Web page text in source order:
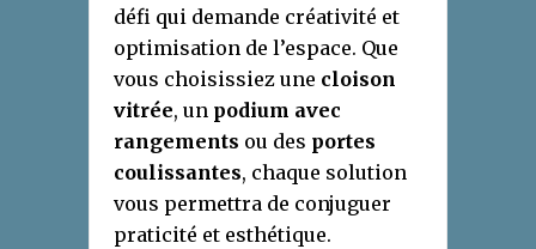
défi qui demande créativité et
optimisation de l’espace. Que
vous choisissiez une cloison
vitrée, un podium avec
rangements ou des portes
coulissantes, chaque solution
vous permettra de conjuguer
praticité et esthétique.